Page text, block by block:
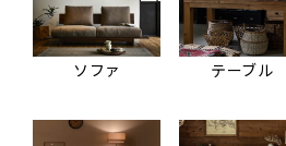
ソファ テーブル